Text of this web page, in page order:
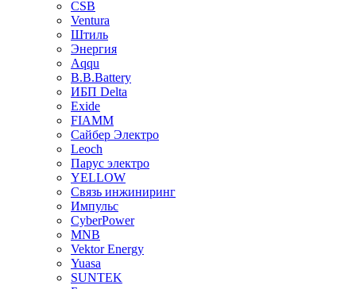
CSB
Ventura
Штиль
Энергия
Aqqu
B.B.Bаttery
ИБП Delta
Exide
FIAMM
Сайбер Электро
Leoch
Парус электро
YELLOW
Связь инжиниринг
Импульс
CyberPower
MNB
Vektor Energy
Yuasa
SUNTEK